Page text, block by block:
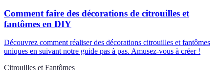
Comment faire des décorations de citrouilles et
fantômes en DIY
Découvrez comment réaliser des décorations citrouilles et fantômes
uniques en suivant notre guide pas à pas. Amusez-vous à créer !
Citrouilles et Fantômes